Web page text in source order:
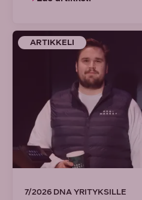
ARTIKKELI
7/2026 DNA YRITYKSILLE